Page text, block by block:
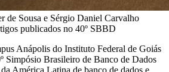
de Sousa e Sérgio Daniel Carvalho
publicados no 40º SBBD
Anápolis do Instituto Federal de Goiás
Simpósio Brasileiro de Banco de Dados
América Latina de banco de dados e